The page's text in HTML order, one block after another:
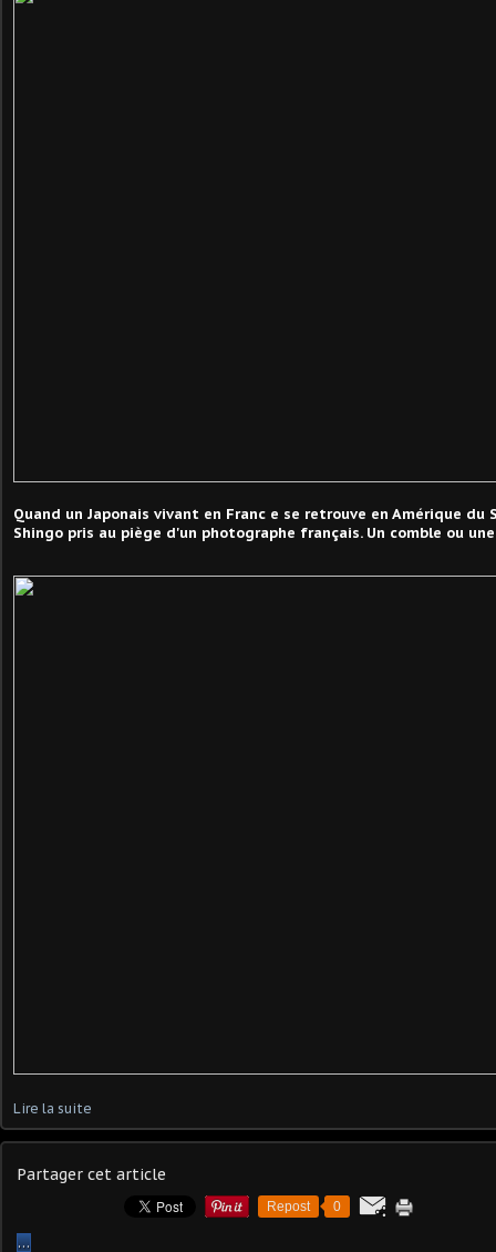
Quand un Japonais vivant en Franc e se retrouve en Amérique du
Shingo pris au piège d'un photographe français. Un comble ou
Lire la suite
Partager cet article
Repost 0
…